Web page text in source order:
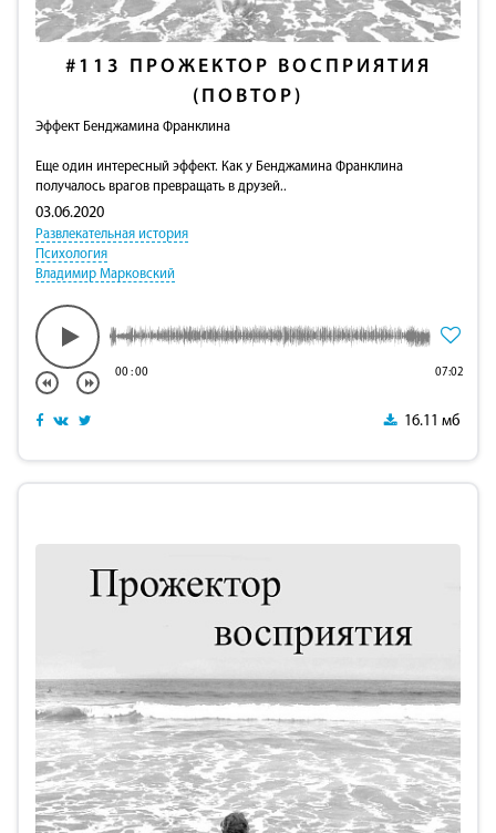
#113 ПРОЖЕКТОР ВОСПРИЯТИЯ
(ПОВТОР)
Эффект Бенджамина Франклина
Еще один интересный эффект. Как у Бенджамина Франклина
получалось врагов превращать в друзей..
03.06.2020
Развлекательная история
Психология
Владимир Марковский
00:00 07:02
16.11 мб